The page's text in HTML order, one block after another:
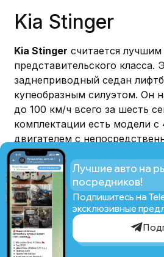
Рассчитать стоимость
Kia Stinger
Kia Stinger считается лучшим
представительского класса.
заднеприводный седан
купеобразным силуэтом. Он
до 100 км/ч всего за шесть
комплектации есть модели
двигателем с
также 6-цилиндровым V-
турбонаддувом.
Можно пригнать из Кореи
двигателем на 2 или 3,3
независимой подвеской,
он оснащается системой
устойчивости ESC.
Лучшие авто на
посредников!
Подпишитесь на
эксклюзивные